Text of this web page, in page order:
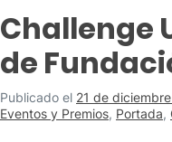
Challenge
de
Publicado el 21 de
Eventos y Premios, Portada,